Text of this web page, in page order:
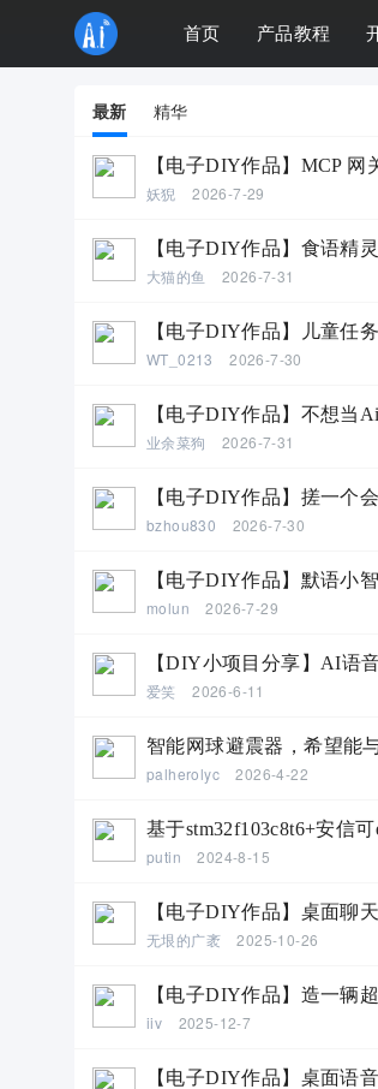
首页 产品教程
最新 精华
【电子DIY作品】MCP
妖猊
2026-7-29
【电子DIY作品】食语精
大猫的鱼
2026-7-31
【电子DIY作品】儿童任
WT_0213
2026-7-30
【电子DIY作品】不想当
业余菜狗
2026-7-31
【电子DIY作品】搓一个
bzhou830
2026-7-30
【电子DIY作品】默语小
molun
2026-7-29
【DIY小项目分享】AI语
爱笑
2026-6-11
智能网球避震器，希望能
palherolyc
2026-4-22
基于stm32f103c8t6+安信
putin
2024-8-15
【电子DIY作品】桌面聊
无垠的广袤
2025-10-26
【电子DIY作品】造一辆
iiv
2025-12-7
【电子DIY作品】桌面语